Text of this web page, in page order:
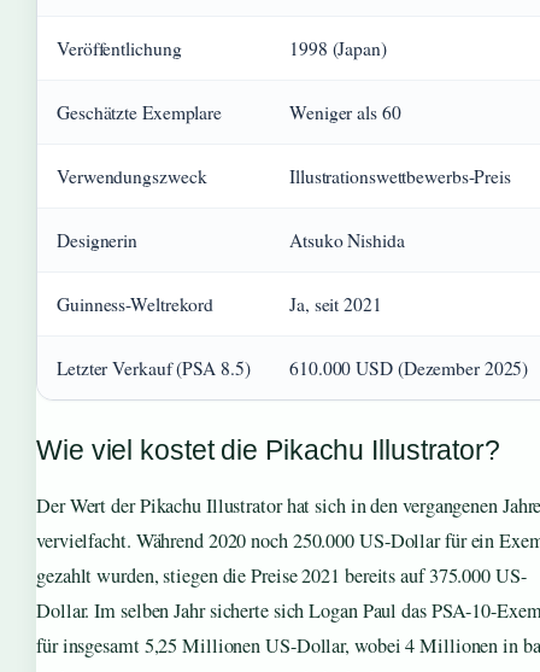
Veröffentlichung 1998 (Japan)
Geschätzte Exemplare Weniger als 60
Verwendungszweck Illustrationswettbewerbs-Preis
Designerin Atsuko Nishida
Guinness-Weltrekord Ja, seit 2021
Letzter Verkauf (PSA 8.5) 610.000 USD (Dezember 2025)
Wie viel kostet die Pikachu Illustrator?
Der Wert der Pikachu Illustrator hat sich in den vergangenen
vervielfacht. Während 2020 noch 250.000 US-Dollar für ein
gezahlt wurden, stiegen die Preise 2021 bereits auf 375.000 US-
Dollar. Im selben Jahr sicherte sich Logan Paul das PSA-10-
für insgesamt 5,25 Millionen US-Dollar, wobei 4 Millionen in